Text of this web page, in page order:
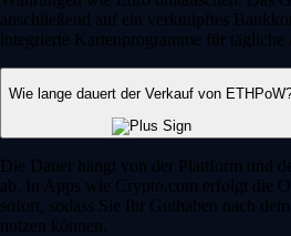
anschließend auf ein verknüpftes
integrierte Kartenprogramme für tägliche
Wie lange dauert der Verkauf von
Die Dauer hängt von der Plattform und
ab. In Apps wie Crypto.com erfolgt die
sofort, sodass Sie Ihr Guthaben nach
nutzen können.